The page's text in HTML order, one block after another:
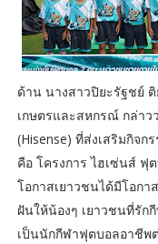
ด้าน นางสาวปิยะรัฐชย์
เกษตรและสหกรณ์ กล่า
(Hisense) ที่ส่งเสริมกิจ
คือ โครงการ ไฮเซ่นส์ ฟุ
โอกาสเยาวชนได้มีโอก
ฝันให้น้องๆ เยาวชนที่รัก
เป็นนักกีฬาฟุตบอลอาชีพ